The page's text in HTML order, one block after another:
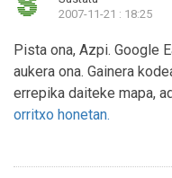
2007-11-21 : 18:25
Pista ona, Azpi. Google
aukera ona. Gainera
errepika daiteke mapa,
orritxo honetan.